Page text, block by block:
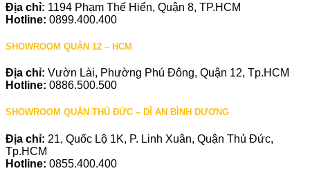
Địa chỉ: 1194 Phạm Thế Hiển, Quận 8, TP.HCM
Hotline: 0899.400.400
SHOWROOM QUẬN 12 – HCM
Địa chỉ: Vườn Lài, Phường Phú Đông, Quận 12, Tp.HCM
Hotline: 0886.500.500
SHOWROOM QUẬN THỦ ĐỨC – DĨ AN BÌNH DƯƠNG
Địa chỉ: 21, Quốc Lộ 1K, P. Linh Xuân, Quận Thủ Đức,
Tp.HCM
Hotline: 0855.400.400